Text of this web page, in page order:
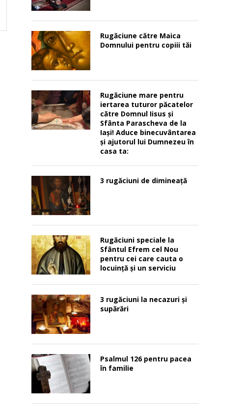
Rugăciune către Maica
Domnului pentru copiii tăi
Rugăciune mare pentru
iertarea tuturor păcatelor
către Domnul Iisus şi
Sfânta Parascheva de la
Iaşi! Aduce binecuvântarea
şi ajutorul lui Dumnezeu în
casa ta:
3 rugăciuni de dimineață
Rugăciuni speciale la
Sfântul Efrem cel Nou
pentru cei care cauta o
locuinţă şi un serviciu
3 rugăciuni la necazuri și
supărări
Psalmul 126 pentru pacea
în familie